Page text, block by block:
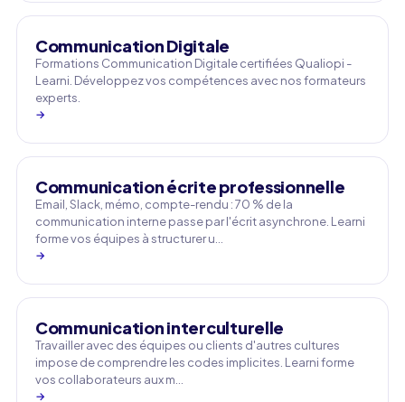
Communication Digitale
Formations Communication Digitale certifiées Qualiopi -
Learni. Développez vos compétences avec nos formateurs
experts.
→
Communication écrite professionnelle
Email, Slack, mémo, compte-rendu : 70 % de la
communication interne passe par l'écrit asynchrone. Learni
forme vos équipes à structurer u…
→
Communication interculturelle
Travailler avec des équipes ou clients d'autres cultures
impose de comprendre les codes implicites. Learni forme
vos collaborateurs aux m…
→